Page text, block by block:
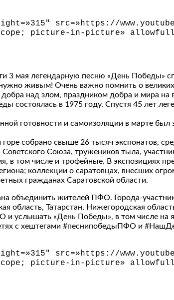
src=»https://
picture-in-picture»
3 мая легендарную песню «День Победы»
живым! Очень важно помнить о
над злом, праздником добра и мира на
состоялась в 1975 году. Спустя 45 лет
готовности и самоизоляции в марте
собрано свыше 26 тысяч экспонатов,
Советского Союза, тружеников тыла,
в том числе и трофейные. В экспозициях
коллекции о саратовцах, внесших
гражданах Саратовской области.
объединить жителей ПФО. Города-
область, Татарстан, Нижегородская
и услышать «День Победы», в том числе на
с хештегами #песнипобедыПФО и
src=»https://
picture-in-picture»